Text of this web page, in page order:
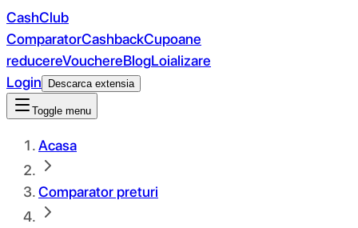
CashClub
ComparatorCashbackCupoane
reducereVouchereBlogLoializare
Login
Descarca extensia
Toggle menu
Acasa
Comparator preturi